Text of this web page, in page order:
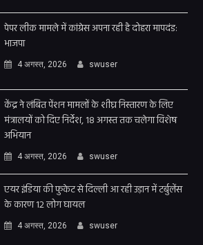
पेपर लीक मामले में कांग्रेस अपना रही है दोहरा मापदंड:
भाजपा
4 अगस्त, 2026 swuser
केंद्र ने लंबित पेंशन मामलों के शीघ्र निस्तारण के लिए
मंत्रालयों को दिए निर्देश, 18 अगस्त तक चलेगा विशेष
अभियान
4 अगस्त, 2026 swuser
एयर इंडिया की फुकेट से दिल्ली आ रही उड़ान में टर्बुलेंस
के कारण 12 लोग घायल
4 अगस्त, 2026 swuser